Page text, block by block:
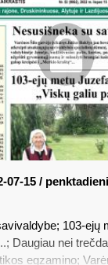
07-15 /
103-ejų
Daugiau nei
egzamino;